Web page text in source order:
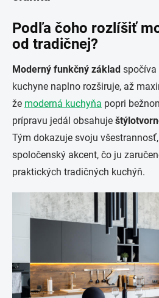
Podľa čoho rozlíšiť
od tradičnej?
Moderný funkčný základ spočíva
kuchyne naplno rozširuje, až
že moderná kuchyňa popri
prípravu jedál obsahuje
Tým dokazuje svoju
spoločenský akcent, čo ju
praktických tradičných kuchýň.